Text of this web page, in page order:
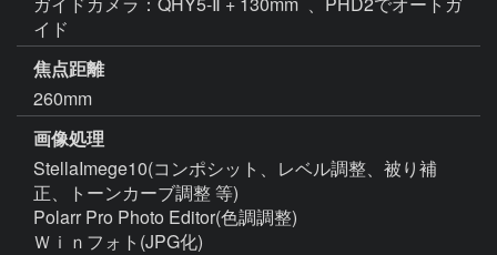
イド
焦点距離
260mm
画像処理
StellaImege10(コンポシット、レベル調整、被り補
正、トーンカーブ調整 等)
Polarr Pro Photo Editor(色調調整)
Ｗｉｎフォト(JPG化)